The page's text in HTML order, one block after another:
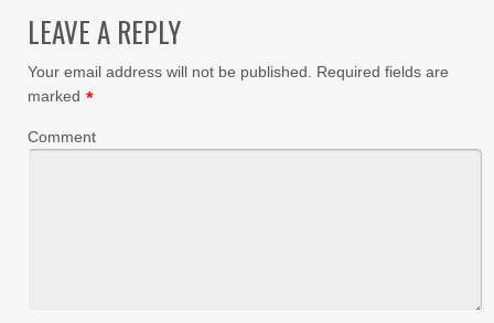
LEAVE A REPLY
Your email address will not be published.
Required fields are
marked *
Comment